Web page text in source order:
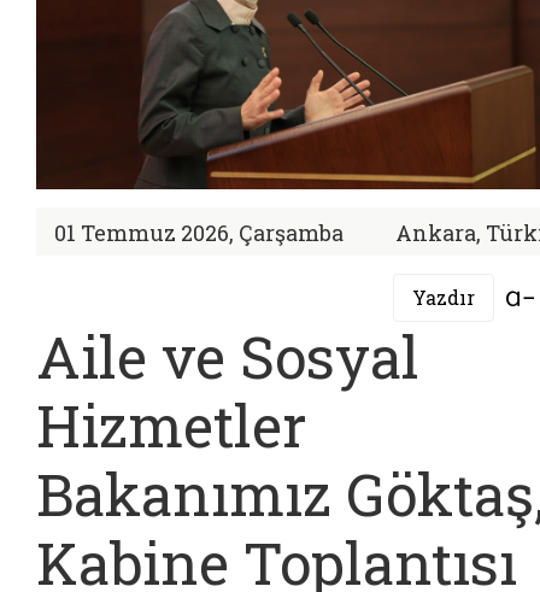
01 Temmuz 2026, Çarşamba Ankara,
Yazdır
Aile ve Sosyal
Hizmetler
Bakanımız
Kabine Toplantısı